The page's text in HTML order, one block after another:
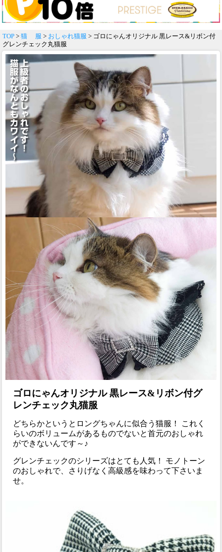
TOP > 猫 服 > おしゃれ猫服 > ゴロにゃんオリジナル 黒レース&リボン付
グレンチェック丸猫服
ゴロにゃんオリジナル 黒レース&リボン付グ
レンチェック丸猫服
どちらかというとロングちゃんに似合う猫服！ これく
らいのボリュームがあるものでないと首元のおしゃれ
ができないんです～♪
グレンチェックのシリーズはとても人気！ モノトーン
のおしゃれで、さりげなく高級感を味わって下さいま
せ。